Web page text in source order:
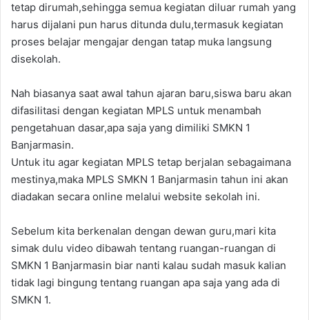
tetap dirumah,sehingga semua kegiatan diluar rumah yang
harus dijalani pun harus ditunda dulu,termasuk kegiatan
proses belajar mengajar dengan tatap muka langsung
disekolah.
Nah biasanya saat awal tahun ajaran baru,siswa baru akan
difasilitasi dengan kegiatan MPLS untuk menambah
pengetahuan dasar,apa saja yang dimiliki SMKN 1
Banjarmasin.
Untuk itu agar kegiatan MPLS tetap berjalan sebagaimana
mestinya,maka MPLS SMKN 1 Banjarmasin tahun ini akan
diadakan secara online melalui website sekolah ini.
Sebelum kita berkenalan dengan dewan guru,mari kita
simak dulu video dibawah tentang ruangan-ruangan di
SMKN 1 Banjarmasin biar nanti kalau sudah masuk kalian
tidak lagi bingung tentang ruangan apa saja yang ada di
SMKN 1.